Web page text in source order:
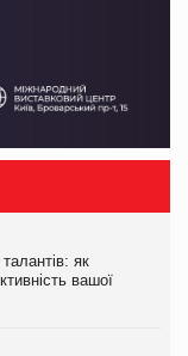
як
вашої